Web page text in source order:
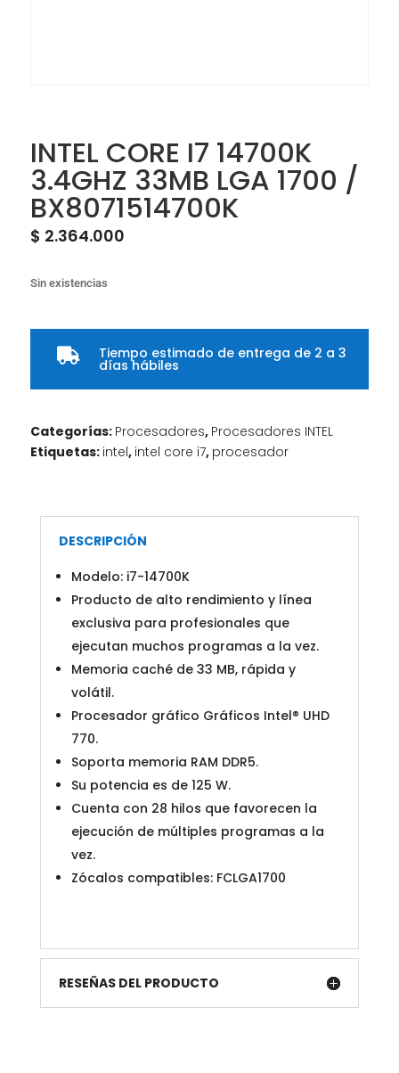
INTEL CORE I7 14700K
3.4GHZ 33MB LGA 1700 /
BX8071514700K
$ 2.364.000
Sin existencias
 Tiempo estimado de entrega de 2 a 3
días hábiles
Categorías: Procesadores, Procesadores INTEL
Etiquetas: intel, intel core i7, procesador
DESCRIPCIÓN
Modelo: i7-14700K
Producto de alto rendimiento y línea
exclusiva para profesionales que
ejecutan muchos programas a la vez.
Memoria caché de 33 MB, rápida y
volátil.
Procesador gráfico Gráficos Intel® UHD
770.
Soporta memoria RAM DDR5.
Su potencia es de 125 W.
Cuenta con 28 hilos que favorecen la
ejecución de múltiples programas a la
vez.
Zócalos compatibles: FCLGA1700
RESEÑAS DEL PRODUCTO